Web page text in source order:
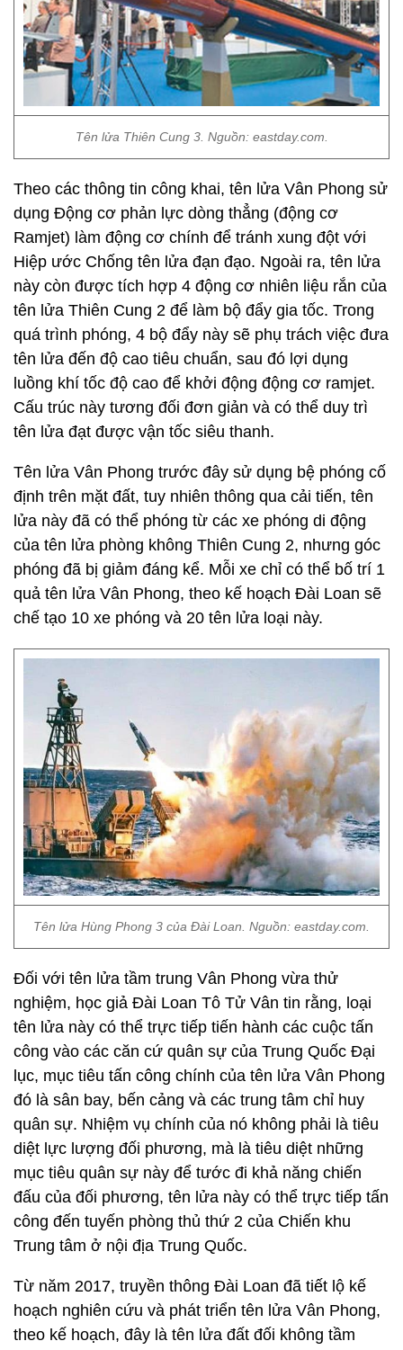
Tên lửa Thiên Cung 3. Nguồn: eastday.com.
Theo các thông tin công khai, tên lửa Vân Phong sử
dụng Động cơ phản lực dòng thẳng (động cơ
Ramjet) làm động cơ chính để tránh xung đột với
Hiệp ước Chống tên lửa đạn đạo. Ngoài ra, tên lửa
này còn được tích hợp 4 động cơ nhiên liệu rắn của
tên lửa Thiên Cung 2 để làm bộ đẩy gia tốc. Trong
quá trình phóng, 4 bộ đẩy này sẽ phụ trách việc đưa
tên lửa đến độ cao tiêu chuẩn, sau đó lợi dụng
luồng khí tốc độ cao để khởi động động cơ ramjet.
Cấu trúc này tương đối đơn giản và có thể duy trì
tên lửa đạt được vận tốc siêu thanh.
Tên lửa Vân Phong trước đây sử dụng bệ phóng cố
định trên mặt đất, tuy nhiên thông qua cải tiến, tên
lửa này đã có thể phóng từ các xe phóng di động
của tên lửa phòng không Thiên Cung 2, nhưng góc
phóng đã bị giảm đáng kể. Mỗi xe chỉ có thể bố trí 1
quả tên lửa Vân Phong, theo kế hoạch Đài Loan sẽ
chế tạo 10 xe phóng và 20 tên lửa loại này.
Tên lửa Hùng Phong 3 của Đài Loan. Nguồn: eastday.com.
Đối với tên lửa tầm trung Vân Phong vừa thử
nghiệm, học giả Đài Loan Tô Tử Vân tin rằng, loại
tên lửa này có thể trực tiếp tiến hành các cuộc tấn
công vào các căn cứ quân sự của Trung Quốc Đại
lục, mục tiêu tấn công chính của tên lửa Vân Phong
đó là sân bay, bến cảng và các trung tâm chỉ huy
quân sự. Nhiệm vụ chính của nó không phải là tiêu
diệt lực lượng đối phương, mà là tiêu diệt những
mục tiêu quân sự này để tước đi khả năng chiến
đấu của đối phương, tên lửa này có thể trực tiếp tấn
công đến tuyến phòng thủ thứ 2 của Chiến khu
Trung tâm ở nội địa Trung Quốc.
Từ năm 2017, truyền thông Đài Loan đã tiết lộ kế
hoạch nghiên cứu và phát triển tên lửa Vân Phong,
theo kế hoạch, đây là tên lửa đất đối không tầm